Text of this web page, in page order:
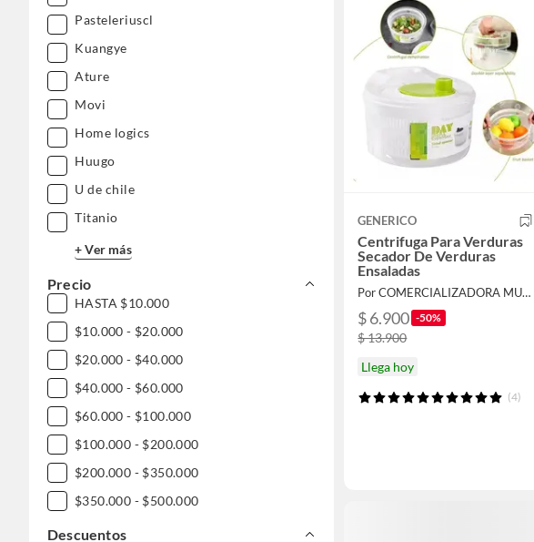
Pasteleriuscl
Kuangye
Ature
Movi
Home logics
Huugo
U de chile
Titanio
+ Ver más
Precio
HASTA $10.000
$10.000 - $20.000
$20.000 - $40.000
$40.000 - $60.000
$60.000 - $100.000
$100.000 - $200.000
$200.000 - $350.000
$350.000 - $500.000
DESDE $1.000.000
Descuentos
GENERICO
Centrifuga Para Verduras
Secador De Verduras
Ensaladas
Por COMERCIALIZADORA MUNDO ILIMITADO LTDA
$ 6.900 -50%
$ 13.900
Llega hoy
(4)